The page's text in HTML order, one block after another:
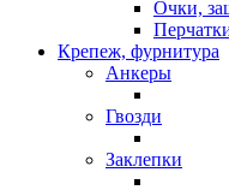
Очки,
Крепеж, фурнитура
Анкеры
Гвозди
Заклепки